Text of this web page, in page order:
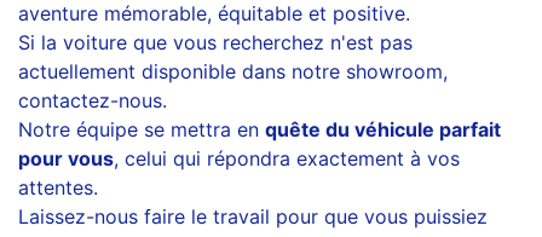
aventure mémorable, équitable et positive.
Si la voiture que vous recherchez n'est pas
actuellement disponible dans notre showroom,
contactez-nous.
Notre équipe se mettra en quête du véhicule parfait
pour vous, celui qui répondra exactement à vos
attentes.
Laissez-nous faire le travail pour que vous puissiez